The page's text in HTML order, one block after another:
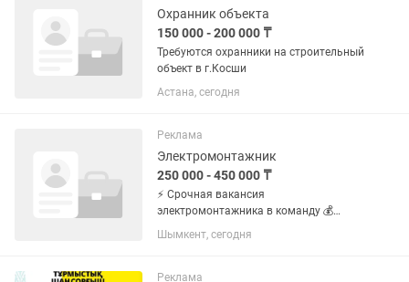
Охранник объекта
150 000 - 200 000 ₸
Требуются охранники на строительный
объект в г.Косши
Астана, сегодня
Реклама
Электромонтажник
250 000 - 450 000 ₸
⚡ Срочная вакансия
электромонтажника в команду 💰
Зарплата: 250 000–450 000 📍 Место
работы: Шымкент, проспект Байдибек
работ наша компания приглашает в
Шымкент, сегодня
Реклама